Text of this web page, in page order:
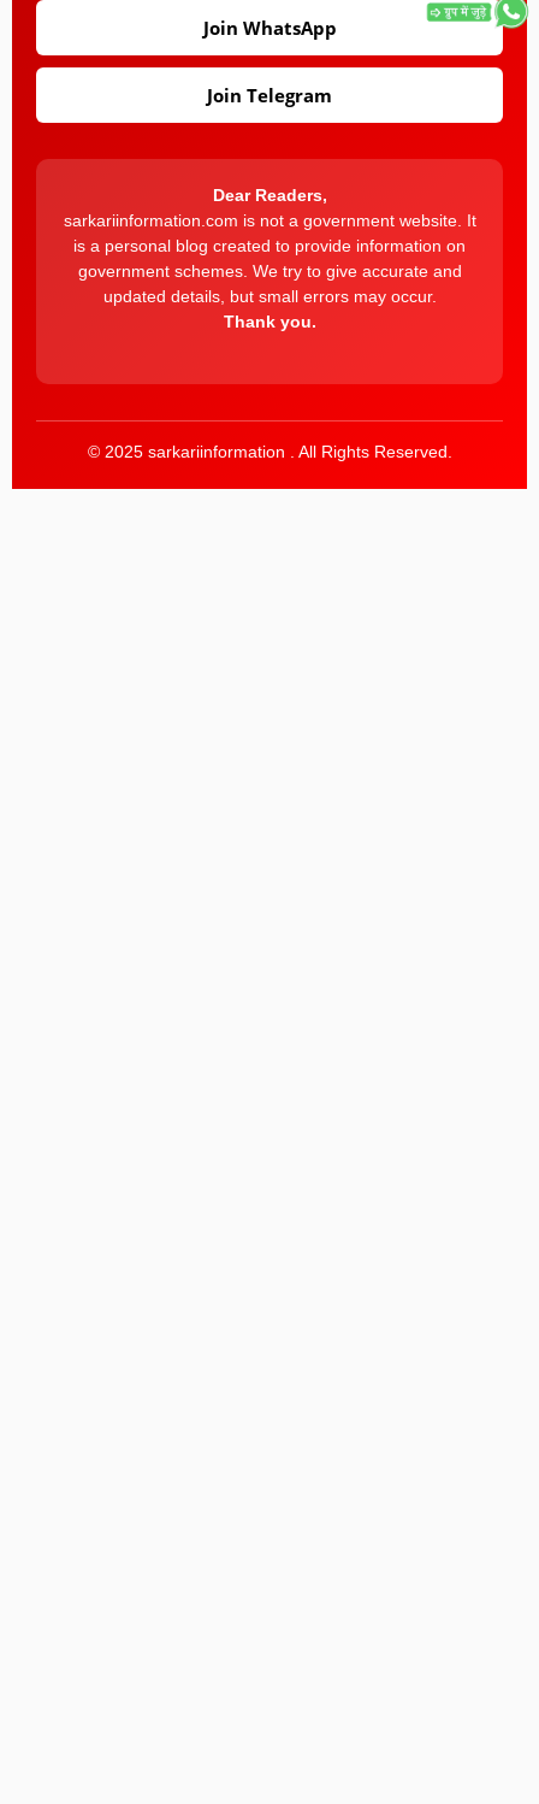
Join WhatsApp
Join Telegram
Dear Readers,
sarkariinformation.com is not a government website. It
is a personal blog created to provide information on
government schemes. We try to give accurate and
updated details, but small errors may occur.
Thank you.
© 2025 sarkariinformation . All Rights Reserved.